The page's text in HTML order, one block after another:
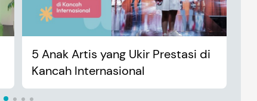
5 Anak Artis yang Ukir Prestasi di
Kancah Internasional